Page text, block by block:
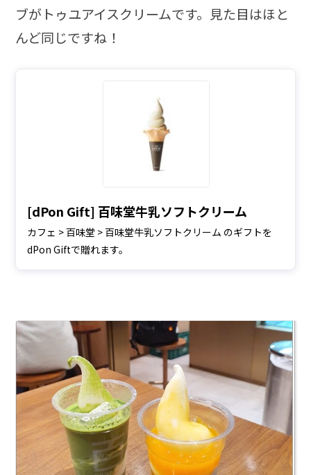
ブがトゥユアイスクリームです。見た目はほと
んど同じですね！
[dPon Gift] 百味堂牛乳ソフトクリーム
カフェ > 百味堂 > 百味堂牛乳ソフトクリーム のギフトを
dPon Giftで贈れます。